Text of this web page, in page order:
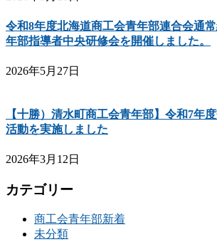
令和8年度北海道商工会青年部連合会通
年部指導者中央研修会を開催しました。
2026年5月27日
【十勝）清水町商工会青年部】令和7年
活動を実施しました
2026年3月12日
カテゴリー
商工会青年部新着
未分類